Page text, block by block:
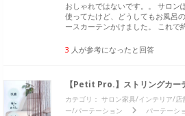
おしゃれではないです。。 サロン
使ってたけど、どうしてもお風呂
ースカーテンかけました。 これで
3 人が参考になったと回答
【Petit Pro.】ストリングカー
カテゴリ： サロン家具/インテリア/店
ー/パーテーション
パーテーシ